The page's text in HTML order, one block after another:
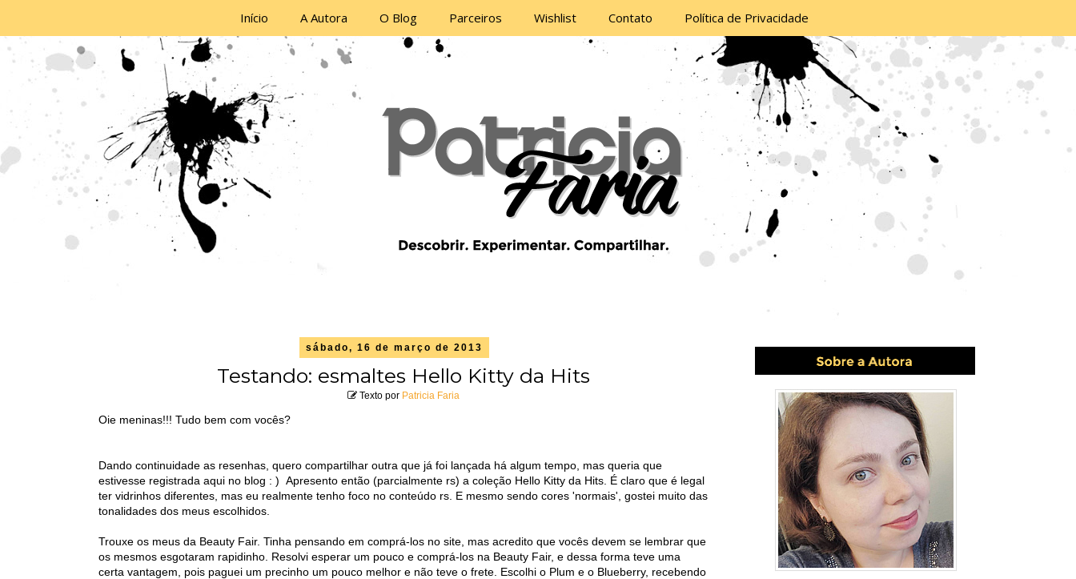
Início A Autora O Blog Parceiros Wishlist Contato Política de Privacidade
sábado, 16 de março de 2013
Testando: esmaltes Hello Kitty da Hits
Texto por Patricia Faria
Oie meninas!!! Tudo bem com vocês?
Dando continuidade as resenhas, quero compartilhar outra que já foi lançada há algum tempo, mas queria que
estivesse registrada aqui no blog : ) Apresento então (parcialmente rs) a coleção Hello Kitty da Hits. É claro que é legal
ter vidrinhos diferentes, mas eu realmente tenho foco no conteúdo rs. E mesmo sendo cores 'normais', gostei muito das
tonalidades dos meus escolhidos.
Trouxe os meus da Beauty Fair. Tinha pensando em comprá-los no site, mas acredito que vocês devem se lembrar que
os mesmos esgotaram rapidinho. Resolvi esperar um pouco e comprá-los na Beauty Fair, e dessa forma teve uma
certa vantagem, pois paguei um precinho um pouco melhor e não teve o frete. Escolhi o Plum e o Blueberry, recebendo